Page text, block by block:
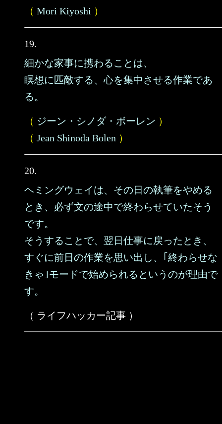
（ Mori Kiyoshi ）
19.
細かな家事に携わることは、
瞑想に匹敵する、心を集中させる作業であ
る。
（ ジーン・シノダ・ボーレン ）
（ Jean Shinoda Bolen ）
20.
ヘミングウェイは、その日の執筆をやめる
とき、必ず文の途中で終わらせていたそう
です。
そうすることで、翌日仕事に戻ったとき、
すぐに前日の作業を思い出し、｢終わらせな
きゃ｣モードで始められるというのが理由で
す。
（ ライフハッカー記事 ）